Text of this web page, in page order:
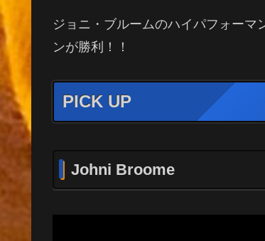
ジョニ・ブルームのハイパフォー
ンが勝利！！
PICK UP
Johni Broome